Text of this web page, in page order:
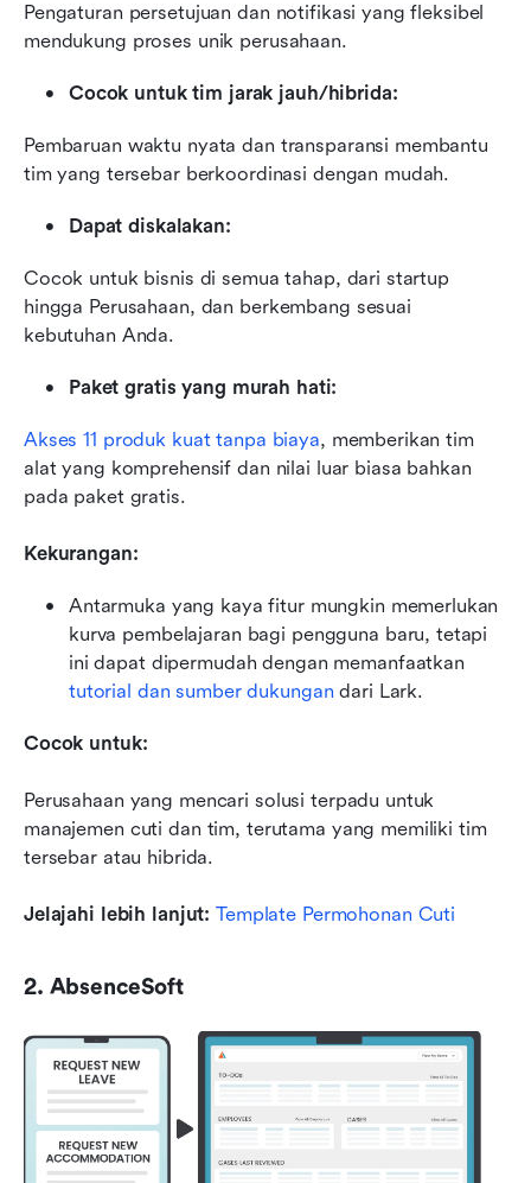
Pengaturan persetujuan dan notifikasi yang fleksibel
mendukung proses unik perusahaan.
Cocok untuk tim jarak jauh/hibrida:
Pembaruan waktu nyata dan transparansi membantu
tim yang tersebar berkoordinasi dengan mudah.
Dapat diskalakan:
Cocok untuk bisnis di semua tahap, dari startup
hingga Perusahaan, dan berkembang sesuai
kebutuhan Anda.
Paket gratis yang murah hati:
Akses 11 produk kuat tanpa biaya, memberikan tim
alat yang komprehensif dan nilai luar biasa bahkan
pada paket gratis.
Kekurangan:
Antarmuka yang kaya fitur mungkin memerlukan
kurva pembelajaran bagi pengguna baru, tetapi
tutorial dan sumber dukungan dari Lark.
Cocok untuk:
Perusahaan yang mencari solusi terpadu untuk
manajemen cuti dan tim, terutama yang memiliki tim
tersebar atau hibrida.
Jelajahi lebih lanjut: Template Permohonan Cuti
2. AbsenceSoft